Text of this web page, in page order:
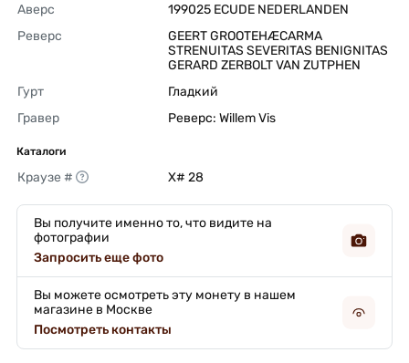
Аверс
199025 ECUDE NEDERLANDEN
Реверс
GEERT GROOTEHÆCARMA
STRENUITAS SEVERITAS BENIGNITAS
GERARD ZERBOLT VAN ZUTPHEN
Гурт
Гладкий
Гравер
Реверс: Willem Vis
Каталоги
Краузе # X# 28
Вы получите именно то, что видите на
фотографии
Запросить еще фото
Вы можете осмотреть эту монету в нашем
магазине в Москве
Посмотреть контакты